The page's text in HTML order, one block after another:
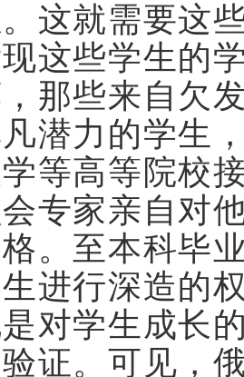
这就需要这
这些学生的
那些来自欠
潜力的学生
等高等院校
专家亲自对
。至本科毕
进行深造的
对学生成长
证。可见，